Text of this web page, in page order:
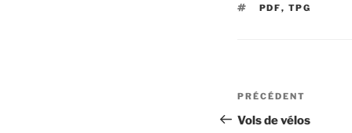
ÉTIQUETTES
PDF, TPG
Navigation
de
Article
précédent
PRÉCÉDENT
Vols de vélos